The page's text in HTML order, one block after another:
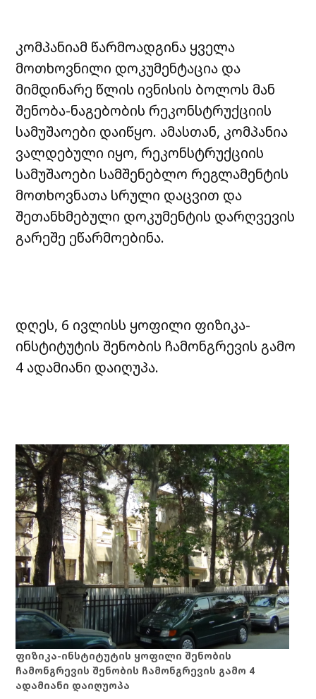
კომპანიამ წარმოადგინა ყველა
მოთხოვნილი დოკუმენტაცია და
მიმდინარე წლის ივნისის ბოლოს მან
შენობა-ნაგებობის რეკონსტრუქციის
სამუშაოები დაიწყო. ამასთან, კომპანია
ვალდებული იყო, რეკონსტრუქციის
სამუშაოები სამშენებლო რეგლამენტის
მოთხოვნათა სრული დაცვით და
შეთანხმებული დოკუმენტის დარღვევის
გარეშე ეწარმოებინა.
დღეს, 6 ივლისს ყოფილი ფიზიკა-
ინსტიტუტის შენობის ჩამონგრევის გამო
4 ადამიანი დაიღუპა.
ფიზიკა-ინსტიტუტის ყოფილი შენობის
ჩამონგრევის შენობის ჩამონგრევის გამო 4
ადამიანი დაიღუოპა